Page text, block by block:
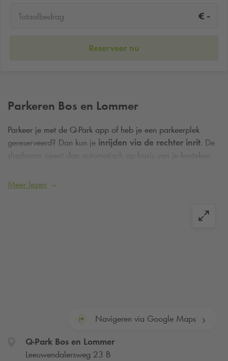
Totaalbedrag € -
Reserveer nu
Parkeren Bos en Lommer
Parkeer je met de Q-Park app of heb je een parkeerplek
gereserveerd? Dan kun je inrijden via de rechter inrit. De
slagboom opent dan automatisch op basis van je kenteken.
Meer lezen
Navigeren via Google Maps
Q-ParkBos en Lommer
Leeuwendalersweg 23 B